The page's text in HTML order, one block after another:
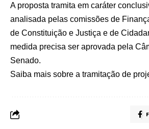
A proposta tramita em caráter
analisada pelas comissões de
de Constituição e Justiça e de
medida precisa ser aprovada pela
Senado.
Saiba mais sobre a tramitação de